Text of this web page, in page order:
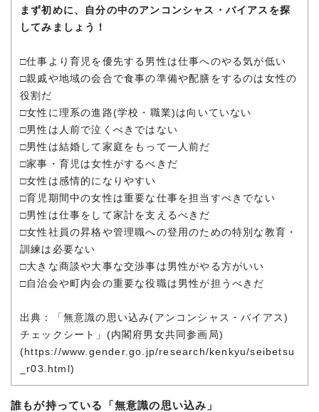
まず初めに、自分の中のアンコンシャス・バイアスを探
してみましょう！
□仕事より育児を優先する男性は仕事へのやる気が低い
□親戚や地域の会合で食事の準備や配膳をするのは女性の
役割だ
□女性に理系の進路(学校・職業)は向いていない
□男性は人前で泣くべきではない
□男性は結婚して家庭をもって一人前だ
□家事・育児は女性がするべきだ
□女性は感情的になりやすい
□育児期間中の女性は重要な仕事を担当すべきでない
□男性は仕事をして家計を支えるべきだ
□女性社員の昇格や管理職への登用のための特別な教育・
訓練は必要ない
□大きな商談や大事な交渉事は男性がやる方がいい
□自治会や町内会の重要な役職は男性が担うべきだ
出典：「無意識の思い込み(アンコンシャス・バイアス)
チェックシート」(内閣府男女共同参画局)
(https://www.gender.go.jp/research/kenkyu/seibetsu
_r03.html)
誰もが持っている「無意識の思い込み」